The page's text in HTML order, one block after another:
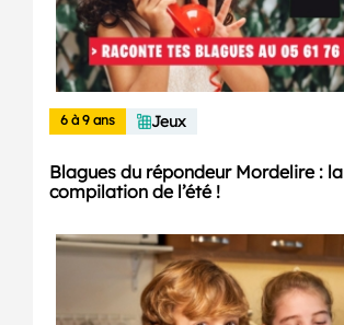
6 à 9 ans Jeux
Blagues du répondeur Mordelire : la
compilation de l’été !